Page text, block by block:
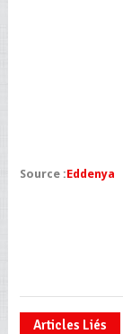
Source :Eddenya
Articles Liés